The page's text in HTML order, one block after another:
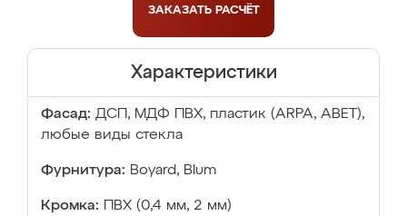
ЗАКАЗАТЬ РАСЧЁТ
Характеристики
Фасад: ДСП, МДФ ПВХ, пластик (ARPA, ABET),
любые виды стекла
Фурнитура: Boyard, Blum
Кромка: ПВХ (0,4 мм, 2 мм)